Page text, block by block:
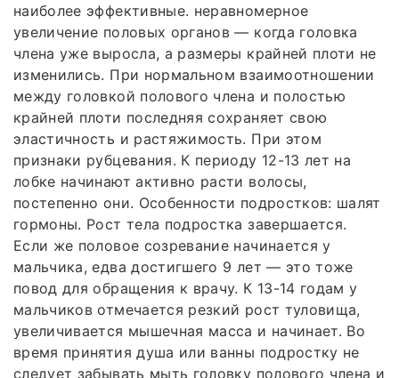
наиболее эффективные. неравномерное
увеличение половых органов — когда головка
члена уже выросла, а размеры крайней плоти не
изменились. При нормальном взаимоотношении
между головкой полового члена и полостью
крайней плоти последняя сохраняет свою
эластичность и растяжимость. При этом
признаки рубцевания. К периоду 12-13 лет на
лобке начинают активно расти волосы,
постепенно они. Особенности подростков: шалят
гормоны. Рост тела подростка завершается.
Если же половое созревание начинается у
мальчика, едва достигшего 9 лет — это тоже
повод для обращения к врачу. К 13-14 годам у
мальчиков отмечается резкий рост туловища,
увеличивается мышечная масса и начинает. Во
время принятия душа или ванны подростку не
следует забывать мыть головку полового члена и